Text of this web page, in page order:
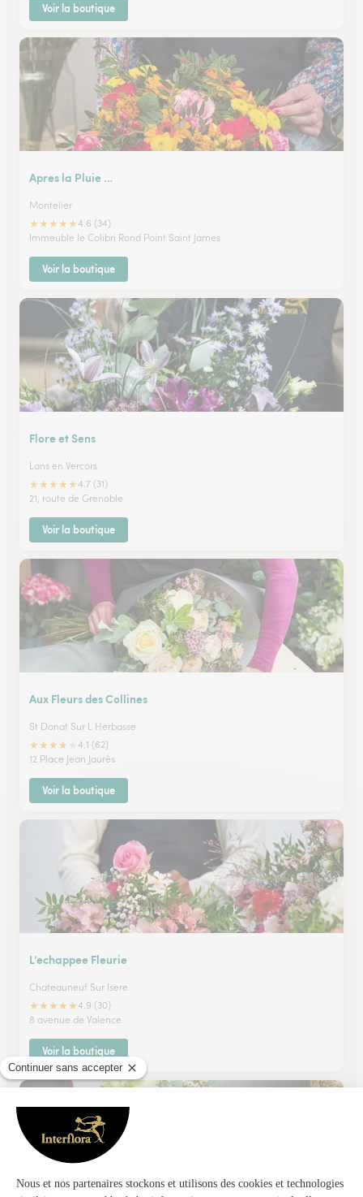
Voir la boutique
Apres la Pluie …
Montelier
★★★★★4.6 (34)
Immeuble le Colibri Rond Point Saint James
Voir la boutique
Flore et Sens
Lans en Vercors
★★★★★4.7 (31)
21, route de Grenoble
Voir la boutique
Aux Fleurs des Collines
St Donat Sur L Herbasse
★★★★
4.1 (62)
12 Place Jean Jaurès
Voir la boutique
L’echappee Fleurie
Chateauneuf Sur Isere
★★★★★4.9 (30)
8 avenue de Valence
Voir la boutique